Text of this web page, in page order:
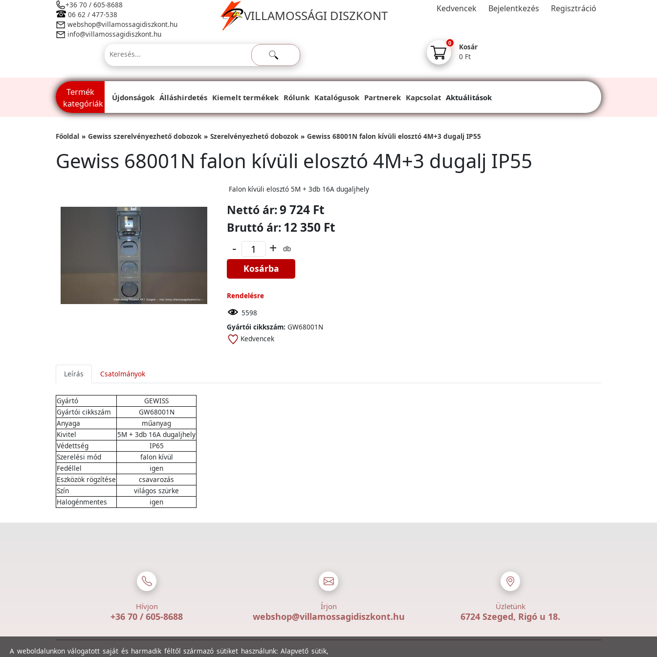
+36 70 / 605-8688
06 62 / 477-538
webshop@villamossagidiszkont.hu
info@villamossagidiszkont.hu
VILLAMOSSÁGI DISZKONT Kedvencek Bejelentkezés Regisztráció
0
Kosár
0 Ft
Termék
kategóriák
Újdonságok Álláshirdetés Kiemelt termékek Rólunk Katalógusok Partnerek Kapcsolat Aktuálitások
Főoldal Gewiss szerelvényezhető dobozok Szerelvényezhető dobozok Gewiss 68001N falon kívüli elosztó 4M+3 dugalj IP55
Gewiss 68001N falon kívüli elosztó 4M+3 dugalj IP55
Falon kívüli elosztó 5M + 3db 16A dugaljhely
Nettó ár:9 724 Ft
Bruttó ár:12 350 Ft
- + db
Kosárba
Rendelésre
5598
Gyártói cikkszám: GW68001N
Kedvencek
Leírás Csatolmányok
Gyártó
GEWISS
Gyártói cikkszám
GW68001N
Anyaga
műanyag
Kivitel
5M + 3db 16A dugaljhely
Védettség
IP65
Szerelési mód
falon kívül
Fedéllel
igen
Eszközök rögzítése
csavarozás
Szín
világos szürke
Halogénmentes
igen
Hívjon
+36 70 / 605-8688
Írjon
webshop@villamossagidiszkont.hu
Üzletünk
6724 Szeged, Rigó u 18.
A weboldalunkon válogatott saját és harmadik féltől származó sütiket használunk: Alapvető sütik,